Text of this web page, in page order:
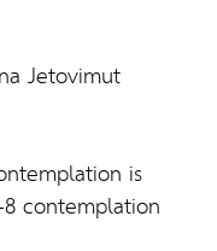
Jetovimut
is
contemplation